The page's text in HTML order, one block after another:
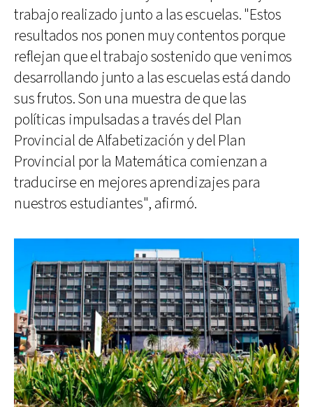
trabajo realizado junto a las escuelas. "Estos
resultados nos ponen muy contentos porque
reflejan que el trabajo sostenido que venimos
desarrollando junto a las escuelas está dando
sus frutos. Son una muestra de que las
políticas impulsadas a través del Plan
Provincial de Alfabetización y del Plan
Provincial por la Matemática comienzan a
traducirse en mejores aprendizajes para
nuestros estudiantes", afirmó.